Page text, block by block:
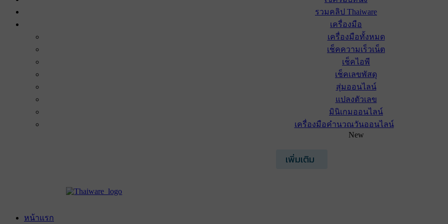
รวมคลิป Thaiware
เครื่องมือ
เครื่องมือทั้งหมด
เช็คความเร็วเน็ต
เช็คไอพี
เช็คเลขพัสดุ
สุ่มออนไลน์
แปลงตัวเลข
มินิเกมออนไลน์
เครื่องมือคำนวณวันออนไลน์
New
เพิ่มเติม
หน้าแรก